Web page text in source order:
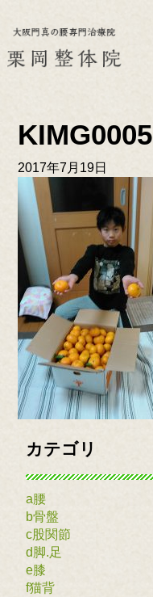
KIMG0005
2017年7月19日
カテゴリ
a腰
b骨盤
c股関節
d脚.足
e膝
f猫背